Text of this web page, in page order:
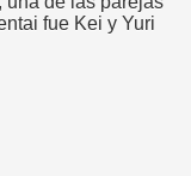
fue Kei y Yuri